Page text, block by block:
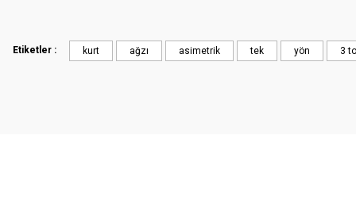
Ürün bilgilerinde hatalar bulunuyor.
Mahir SARUHANOĞLU | 23/06/2025
Etiketler : kurt ağzı asimetrik tek yön 3